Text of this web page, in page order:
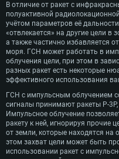
В отличие от ракет с
полуактивной
учётом параметров её
«отвлекается» на другие цели в
а также частично избавляется
моря. ГСН может работать в
облучения цели, при этом в
разных ракет есть некоторые
эффективного использования
ГСН с импульсным облучением
сигналы принимают ракеты Р-3Р,
Импульсное облучение
ракету к ней, игнорируя прочие
от земли, которые находятся на
этом захват цели может быть
использовании ракет с